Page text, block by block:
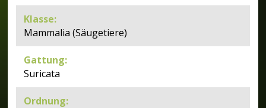
Klasse:
Mammalia (Säugetiere)
Gattung:
Suricata
Ordnung: